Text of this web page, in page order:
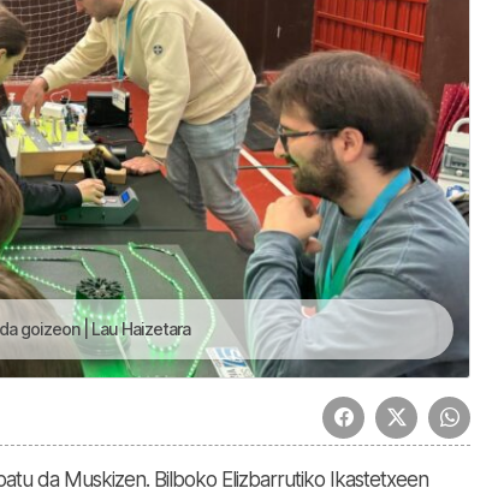
goizeon | Lau Haizetara
da Muskizen. Bilboko Elizbarrutiko Ikastetxeen